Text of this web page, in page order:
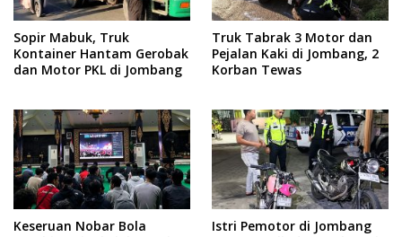
Sopir Mabuk, Truk
Kontainer Hantam Gerobak
dan Motor PKL di Jombang
Truk Tabrak 3 Motor dan
Pejalan Kaki di Jombang, 2
Korban Tewas
Keseruan Nobar Bola
Istri Pemotor di Jombang